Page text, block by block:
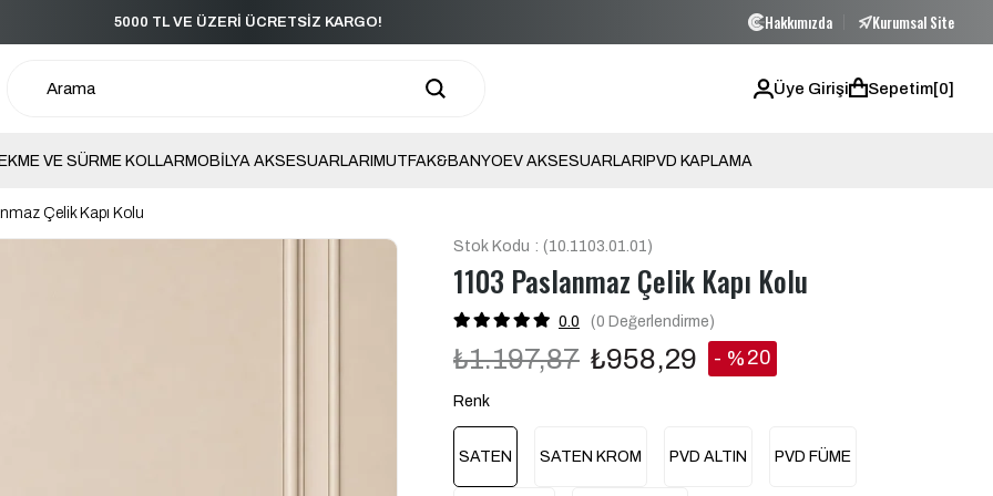
5000 TL VE ÜZERİ ÜCRETSİZ KARGO! 5000 TL VE ÜZERİ ÜCRETSİZ KARGO! 5000 TL
Hakkımızda Kurumsal Site
Üye Girişi Sepetim 0
VE SÜRME KOLLARMOBİLYA AKSESUARLARIMUTFAK&BANYOEV AKSESUARLARIPVD KAPLAMA
Çelik Kapı Kolu
Stok Kodu
(10.1103.01.01)
1103 Paslanmaz Çelik Kapı Kolu
0.0 (0 Değerlendirme)
₺1.197,87 ₺958,29 % 20
Renk
SATEN SATEN KROM PVD ALTIN PVD FÜME